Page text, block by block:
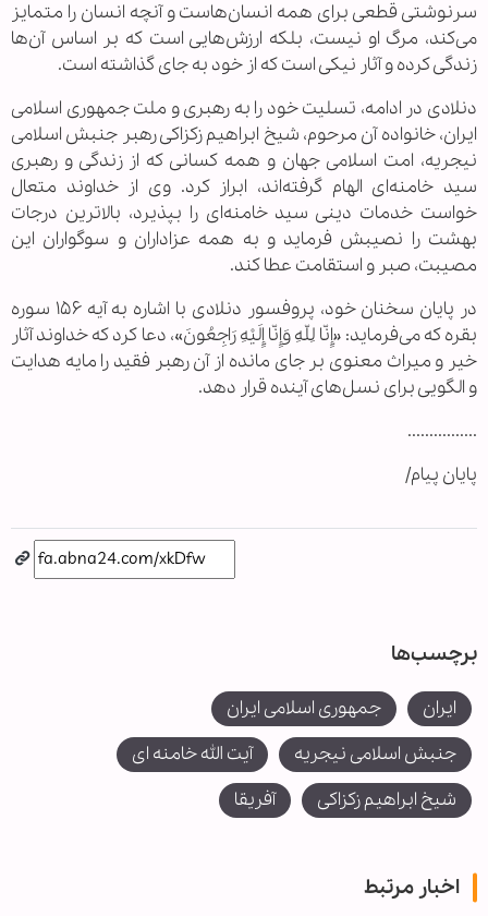
سرنوشتی قطعی برای همه انسان‌هاست و آنچه انسان را متمایز
می‌کند، مرگ او نیست، بلکه ارزش‌هایی است که بر اساس آن‌ها
زندگی کرده و آثار نیکی است که از خود به جای گذاشته است.
دنلادی در ادامه، تسلیت خود را به رهبری و ملت جمهوری اسلامی
ایران، خانواده آن مرحوم، شیخ ابراهیم زکزاکی رهبر جنبش اسلامی
نیجریه، امت اسلامی جهان و همه کسانی که از زندگی و رهبری
سید خامنه‌ای الهام گرفته‌اند، ابراز کرد. وی از خداوند متعال
خواست خدمات دینی سید خامنه‌ای را بپذیرد، بالاترین درجات
بهشت را نصیبش فرماید و به همه عزاداران و سوگواران این
مصیبت، صبر و استقامت عطا کند.
در پایان سخنان خود، پروفسور دنلادی با اشاره به آیه ۱۵۶ سوره
بقره که می‌فرماید: «إِنّا لِلّهِ وَإِنّا إِلَیْهِ رَاجِعُونَ»، دعا کرد که خداوند آثار
خیر و میراث معنوی بر جای مانده از آن رهبر فقید را مایه هدایت
و الگویی برای نسل‌های آینده قرار دهد.
................
پایان پیام/
برچسب‌ها
ایران
جمهوری اسلامی ایران
جنبش اسلامی نیجریه
آیت الله خامنه ای
شیخ ابراهیم زکزاکی
آفریقا
اخبار مرتبط